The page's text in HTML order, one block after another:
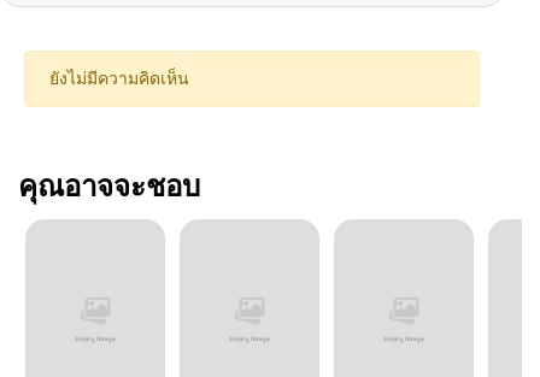
ยังไม่มีความคิดเห็น
คุณอาจจะชอบ